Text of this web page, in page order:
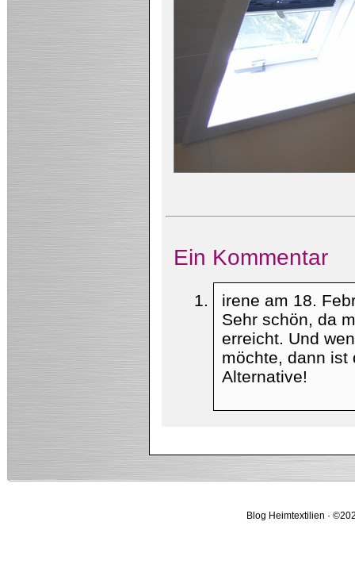
Ein Kommentar
irene am 18.
Sehr schön, da
erreicht. Und
möchte, dann ist
Alternative!
Blog Heimtextilien ·